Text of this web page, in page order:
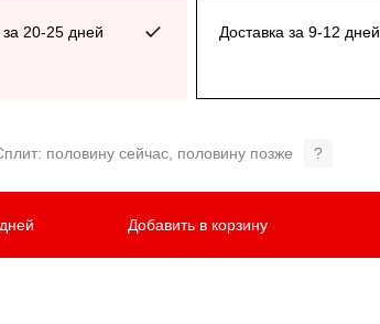
за 20-25 дней Доставка за 9-12 дней
половину сейчас, половину позже ?
Добавить в корзину